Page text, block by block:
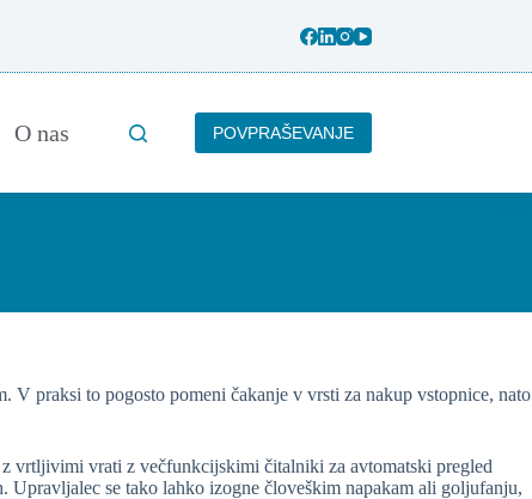
O nas POVPRAŠEVANJE
V praksi to pogosto pomeni čakanje v vrsti za nakup vstopnice, nato
vrtljivimi vrati z večfunkcijskimi čitalniki za avtomatski pregled
se tako lahko izogne človeškim napakam ali goljufanju,